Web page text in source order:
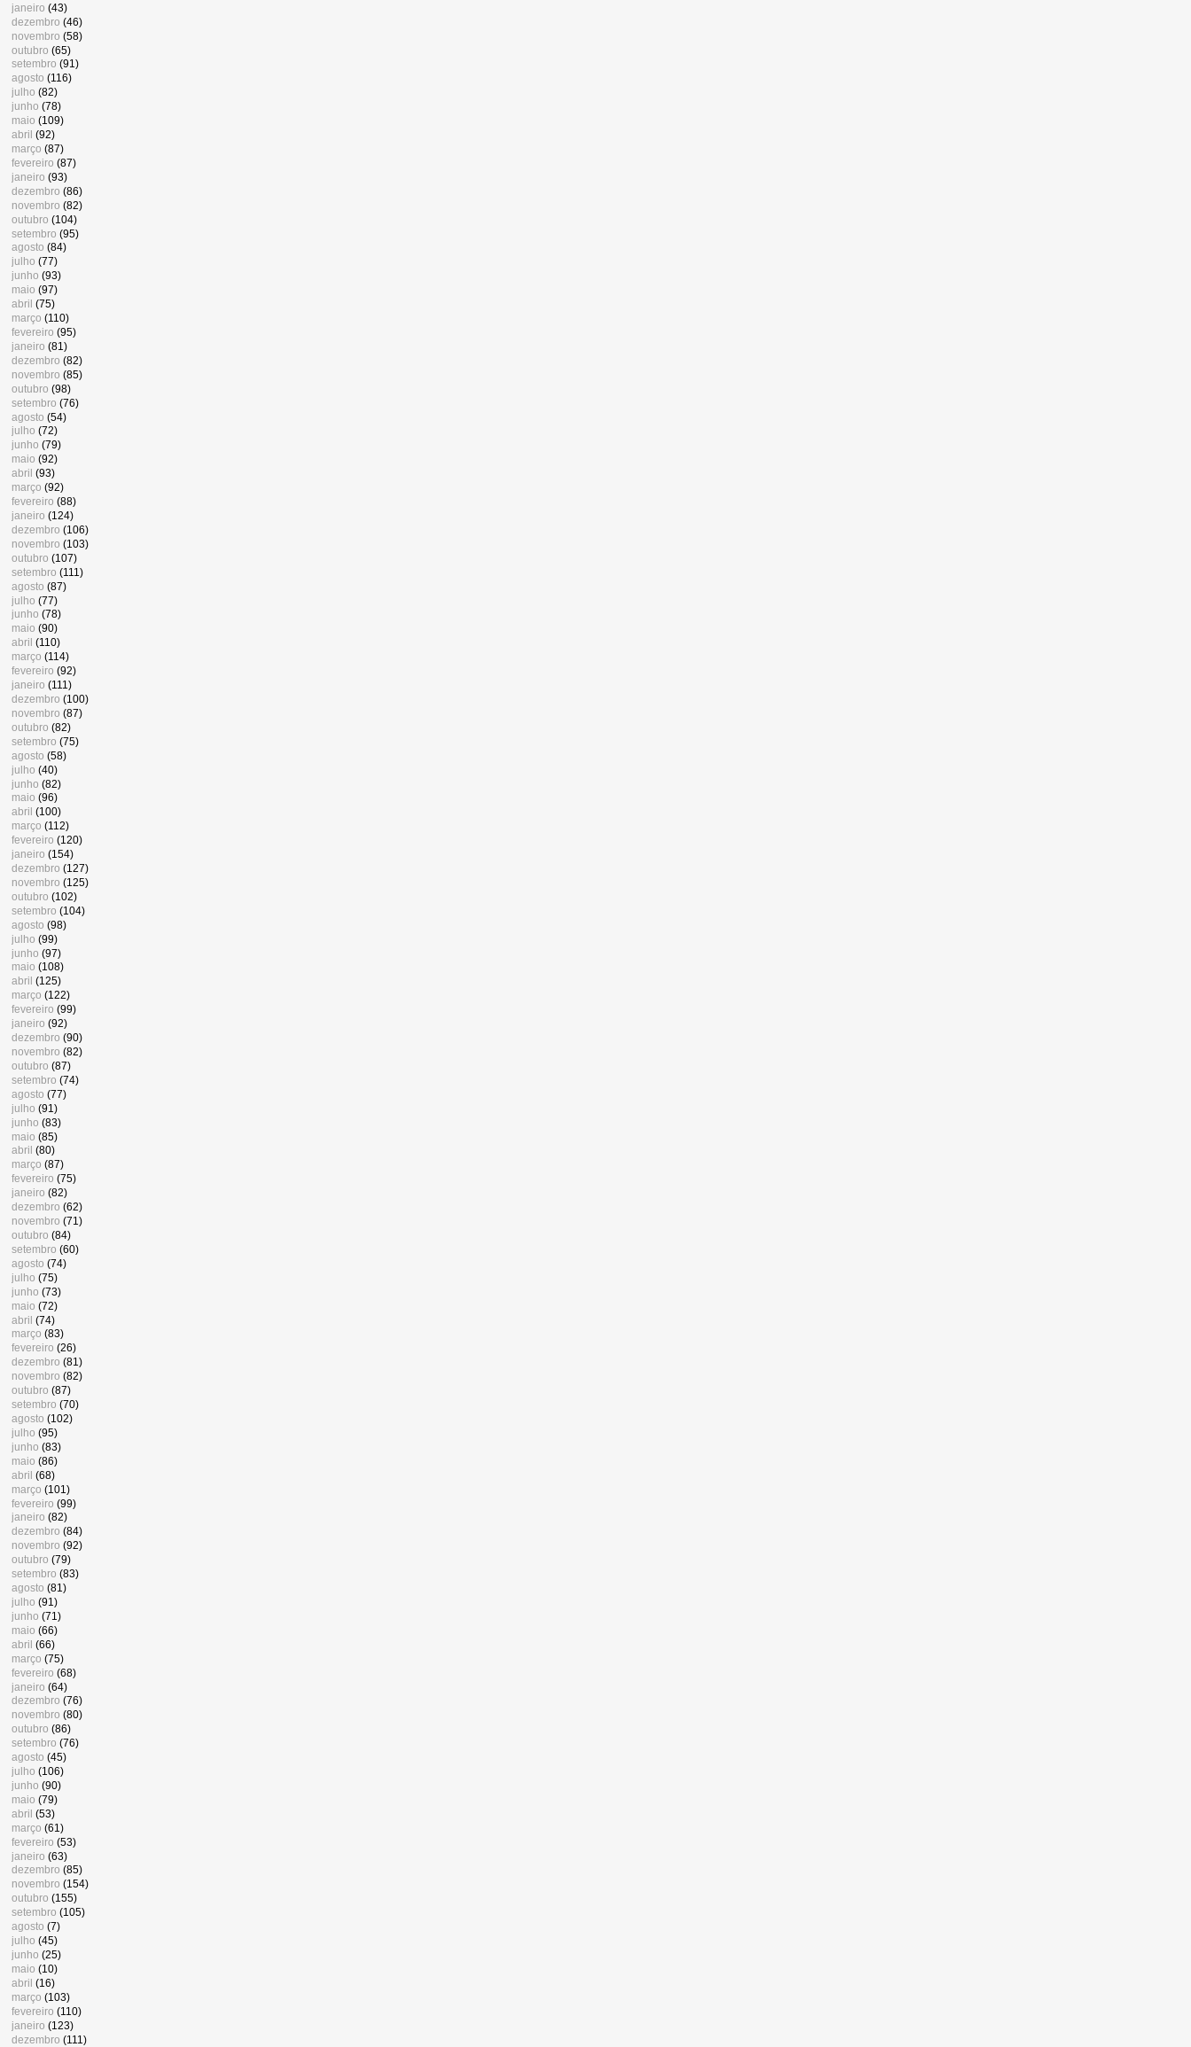
janeiro (43)
dezembro (46)
novembro (58)
outubro (65)
setembro (91)
agosto (116)
julho (82)
junho (78)
maio (109)
abril (92)
março (87)
fevereiro (87)
janeiro (93)
dezembro (86)
novembro (82)
outubro (104)
setembro (95)
agosto (84)
julho (77)
junho (93)
maio (97)
abril (75)
março (110)
fevereiro (95)
janeiro (81)
dezembro (82)
novembro (85)
outubro (98)
setembro (76)
agosto (54)
julho (72)
junho (79)
maio (92)
abril (93)
março (92)
fevereiro (88)
janeiro (124)
dezembro (106)
novembro (103)
outubro (107)
setembro (111)
agosto (87)
julho (77)
junho (78)
maio (90)
abril (110)
março (114)
fevereiro (92)
janeiro (111)
dezembro (100)
novembro (87)
outubro (82)
setembro (75)
agosto (58)
julho (40)
junho (82)
maio (96)
abril (100)
março (112)
fevereiro (120)
janeiro (154)
dezembro (127)
novembro (125)
outubro (102)
setembro (104)
agosto (98)
julho (99)
junho (97)
maio (108)
abril (125)
março (122)
fevereiro (99)
janeiro (92)
dezembro (90)
novembro (82)
outubro (87)
setembro (74)
agosto (77)
julho (91)
junho (83)
maio (85)
abril (80)
março (87)
fevereiro (75)
janeiro (82)
dezembro (62)
novembro (71)
outubro (84)
setembro (60)
agosto (74)
julho (75)
junho (73)
maio (72)
abril (74)
março (83)
fevereiro (26)
dezembro (81)
novembro (82)
outubro (87)
setembro (70)
agosto (102)
julho (95)
junho (83)
maio (86)
abril (68)
março (101)
fevereiro (99)
janeiro (82)
dezembro (84)
novembro (92)
outubro (79)
setembro (83)
agosto (81)
julho (91)
junho (71)
maio (66)
abril (66)
março (75)
fevereiro (68)
janeiro (64)
dezembro (76)
novembro (80)
outubro (86)
setembro (76)
agosto (45)
julho (106)
junho (90)
maio (79)
abril (53)
março (61)
fevereiro (53)
janeiro (63)
dezembro (85)
novembro (154)
outubro (155)
setembro (105)
agosto (7)
julho (45)
junho (25)
maio (10)
abril (16)
março (103)
fevereiro (110)
janeiro (123)
dezembro (111)